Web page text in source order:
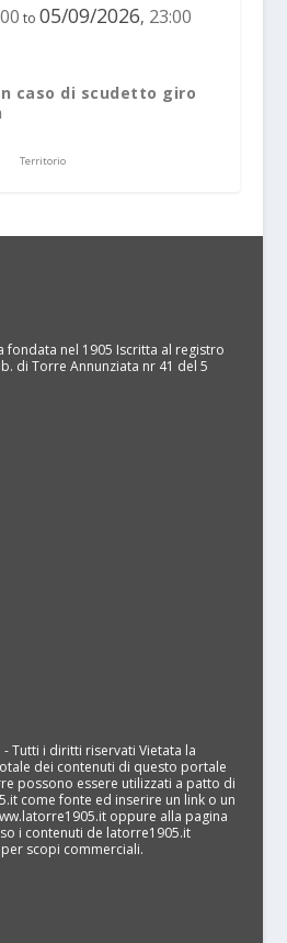
to 05/09/2026, 23:00
caso di scudetto giro
Territorio
fondata nel 1905 Iscritta al registro
di Torre Annunziata nr 41 del 5
Tutti i diritti riservati Vietata la
dei contenuti di questo portale
possono essere utilizzati a patto di
come fonte ed inserire un link o un
oppure alla pagina
i contenuti de latorre1905.it
scopi commerciali.